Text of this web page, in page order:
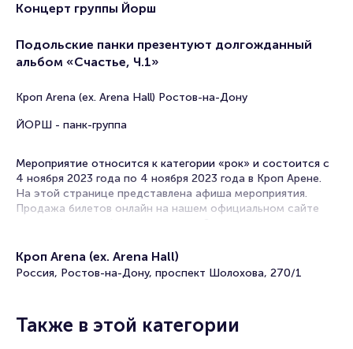
Концерт группы Йорш
Подольские панки презентуют долгожданный
альбом «Счастье, Ч.1»
Кроп Arena (ex. Arena Hall) Ростов-на-Дону
ЙОРШ - панк-группа
Мероприятие относится к категории «рок» и состоится с
4 ноября 2023 года по 4 ноября 2023 года в Кроп Арене.
На этой странице представлена афиша мероприятия.
Продажа билетов онлайн на нашем официальном сайте
концерт.
Концерты рок-групп часто проходят в в Ростове-на-Дону.
певцов.
Кроп Arena (ex. Arena Hall)
Россия, Ростов-на-Дону, проспект Шолохова, 270/1
Также в этой категории